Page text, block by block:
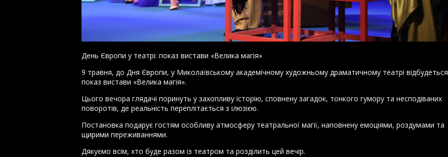
День Європи у театрі: показ вистави «Велика магія»
9 травня, до Дня Європи, у Миколаївському академічному художньому драматичному театрі відбудеться
показ вистави «Велика магія».
Цього вечора глядачі поринуть у захопливу історію, сповнену загадок, тонкого гумору та несподіваних
поворотів, де реальність переплітається з ілюзією.
Постановка подарує гостям особливу атмосферу театральної магії, наповнену емоціями, роздумами та
щирими переживаннями.
Дякуємо всім, хто буде разом із театром та розділить цей вечір.